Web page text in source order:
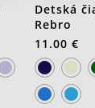
Detská
Rebro
11.00 €